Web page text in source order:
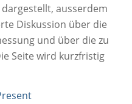
ausserdem
Diskussion über die
und über die zu
Seite wird kurzfristig